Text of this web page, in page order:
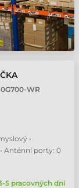
WR
•
Anténní porty: 0
5 pracovných dní